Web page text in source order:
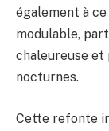
également à ce
modulable,
chaleureuse et
nocturnes.
Cette refonte